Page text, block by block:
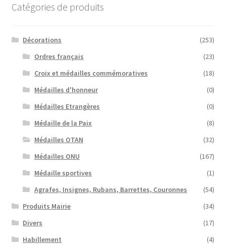
Catégories de produits
Décorations
(253)
Ordres français
(23)
Croix et médailles commémoratives
(18)
Médailles d'honneur
(0)
Médailles Etrangères
(0)
Médaille de la Paix
(8)
Médailles OTAN
(32)
Médailles ONU
(167)
Médaille sportives
(1)
Agrafes, Insignes, Rubans, Barrettes, Couronnes
(54)
Produits Mairie
(34)
Divers
(17)
Habillement
(4)